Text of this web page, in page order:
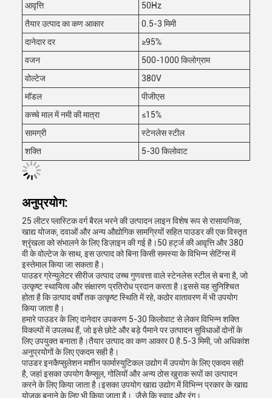
आवृत्ति
50Hz
तैयार उत्पाद का कण आकार
0.5-3 मिमी
दानेदार दर
≥95%
वजन
500-1000 किलोग्राम
वोल्टेज
380V
मॉडल
पीजीएस
कच्चे माल में नमी की मात्रा
≤15%
सामग्री
स्टेनलेस स्टील
शक्ति
5-30 किलोवाट
अनुप्रयोग:
25 लीटर प्लास्टिक वर्ग बैरल भरने की उत्पादन लाइन विशेष रूप से रासायनिक,
खाद्य योजक, दवाओं और अन्य औद्योगिक सामग्रियों सहित पाउडर की एक विस्तृत
श्रृंखला को संभालने के लिए डिज़ाइन की गई है।50 हर्ट्ज की आवृत्ति और 380
वी के वोल्टेज के साथ, इस उत्पाद को बिना किसी समस्या के विभिन्न सेटिंग्स में
इस्तेमाल किया जा सकता है।
पाउडर ग्रेन्युलेटर सीरीज उत्पाद उच्च गुणवत्ता वाले स्टेनलेस स्टील से बना है, जो
उत्कृष्ट स्थायित्व और संक्षारण प्रतिरोध प्रदान करता है।इससे यह सुनिश्चित
होता है कि उत्पाद वर्षों तक उत्कृष्ट स्थिति में रहे, कठोर वातावरण में भी उपयोग
किया जाता है।
हमारे पाउडर के लिए दानेदार उपकरण 5-30 किलोवाट से लेकर विभिन्न शक्ति
विकल्पों में उपलब्ध हैं, जो इसे छोटे और बड़े पैमाने पर उत्पादन सुविधाओं दोनों के
लिए उपयुक्त बनाता है।तैयार उत्पाद का कण आकार 0 है.5-3 मिमी, जो अधिकांश
अनुप्रयोगों के लिए एकदम सही है।
पाउडर इनकैप्सुलेशन मशीन फार्मास्युटिकल उद्योग में उपयोग के लिए एकदम सही
है, जहां इसका उपयोग कैप्सूल, गोलियों और अन्य ठोस खुराक रूपों का उत्पादन
करने के लिए किया जाता है।इसका उपयोग खाद्य उद्योग में विभिन्न प्रकार के खाद्य
योजक बनाने के लिए भी किया जाता है।, जैसे कि स्वाद और रंग।